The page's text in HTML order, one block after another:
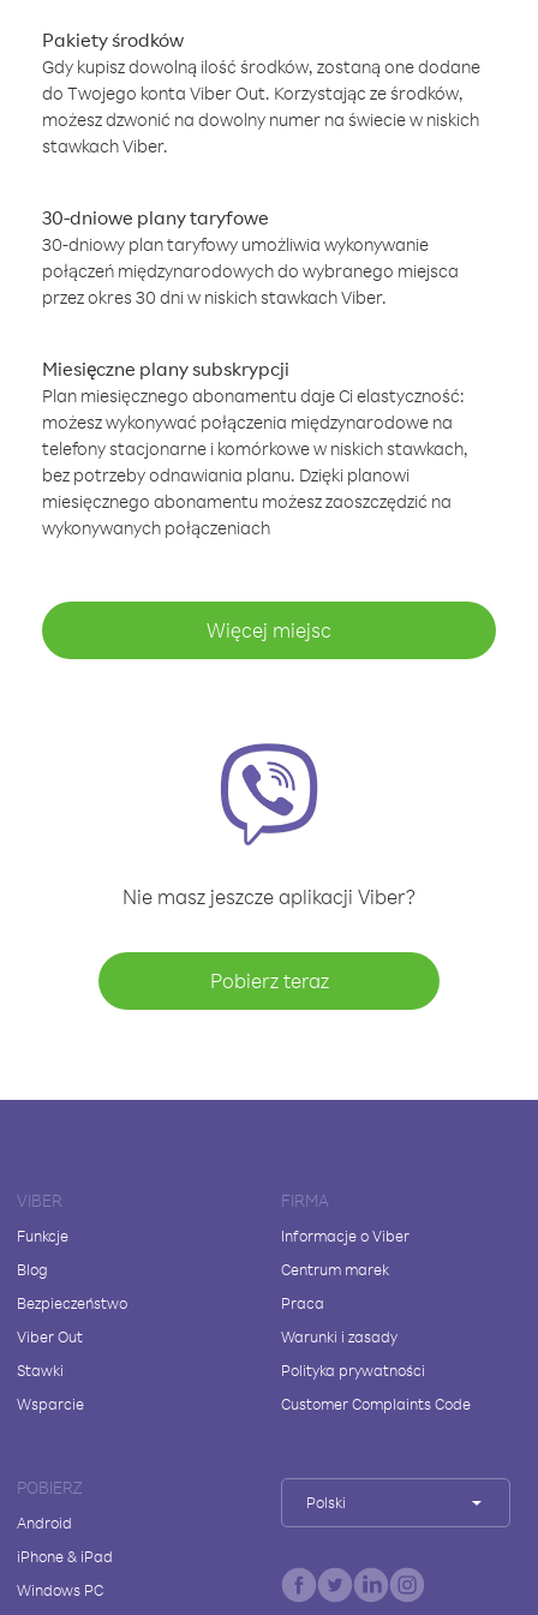
Pakiety środków
Gdy kupisz dowolną ilość środków, zostaną one dodane
do Twojego konta Viber Out. Korzystając ze środków,
możesz dzwonić na dowolny numer na świecie w niskich
stawkach Viber.
30-dniowe plany taryfowe
30-dniowy plan taryfowy umożliwia wykonywanie
połączeń międzynarodowych do wybranego miejsca
przez okres 30 dni w niskich stawkach Viber.
Miesięczne plany subskrypcji
Plan miesięcznego abonamentu daje Ci elastyczność:
możesz wykonywać połączenia międzynarodowe na
telefony stacjonarne i komórkowe w niskich stawkach,
bez potrzeby odnawiania planu. Dzięki planowi
miesięcznego abonamentu możesz zaoszczędzić na
wykonywanych połączeniach
Więcej miejsc
Nie masz jeszcze aplikacji Viber?
Pobierz teraz
VIBER
Funkcje
Blog
Bezpieczeństwo
Viber Out
Stawki
Wsparcie
FIRMA
Informacje o Viber
Centrum marek
Praca
Warunki i zasady
Polityka prywatności
Customer Complaints Code
POBIERZ
Android
iPhone & iPad
Windows PC
Polski